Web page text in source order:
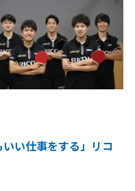
い仕事をする」リコ